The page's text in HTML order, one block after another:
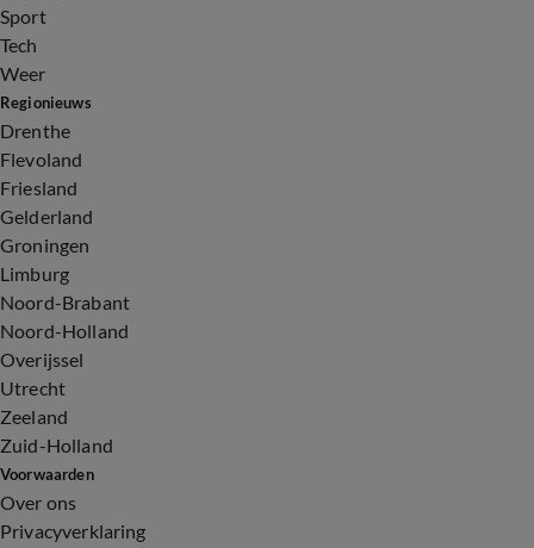
Sport
Tech
Weer
Regionieuws
Drenthe
Flevoland
Friesland
Gelderland
Groningen
Limburg
Noord-Brabant
Noord-Holland
Overijssel
Utrecht
Zeeland
Zuid-Holland
Voorwaarden
Over ons
Privacyverklaring